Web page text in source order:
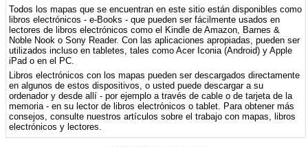
Todos los mapas que se encuentran en este sitio están disponibles como
libros electrónicos - e-Books - que pueden ser fácilmente usados ​​en
lectores de libros electrónicos como el Kindle de Amazon, Barnes &
Noble Nook o Sony Reader. Con las aplicaciones apropiadas, pueden ser
utilizados incluso en tabletes, tales como Acer Iconia (Android) y Apple
iPad o en el PC.
Libros electrónicos con los mapas pueden ser descargados directamente
en algunos de estos dispositivos, o usted puede descargar a su
ordenador y desde allí - por ejemplo a través de cable o de tarjeta de la
memoria - en su lector de libros electrónicos o tablet. Para obtener más
consejos, consulte nuestros artículos sobre el trabajo con mapas, libros
electrónicos y lectores.